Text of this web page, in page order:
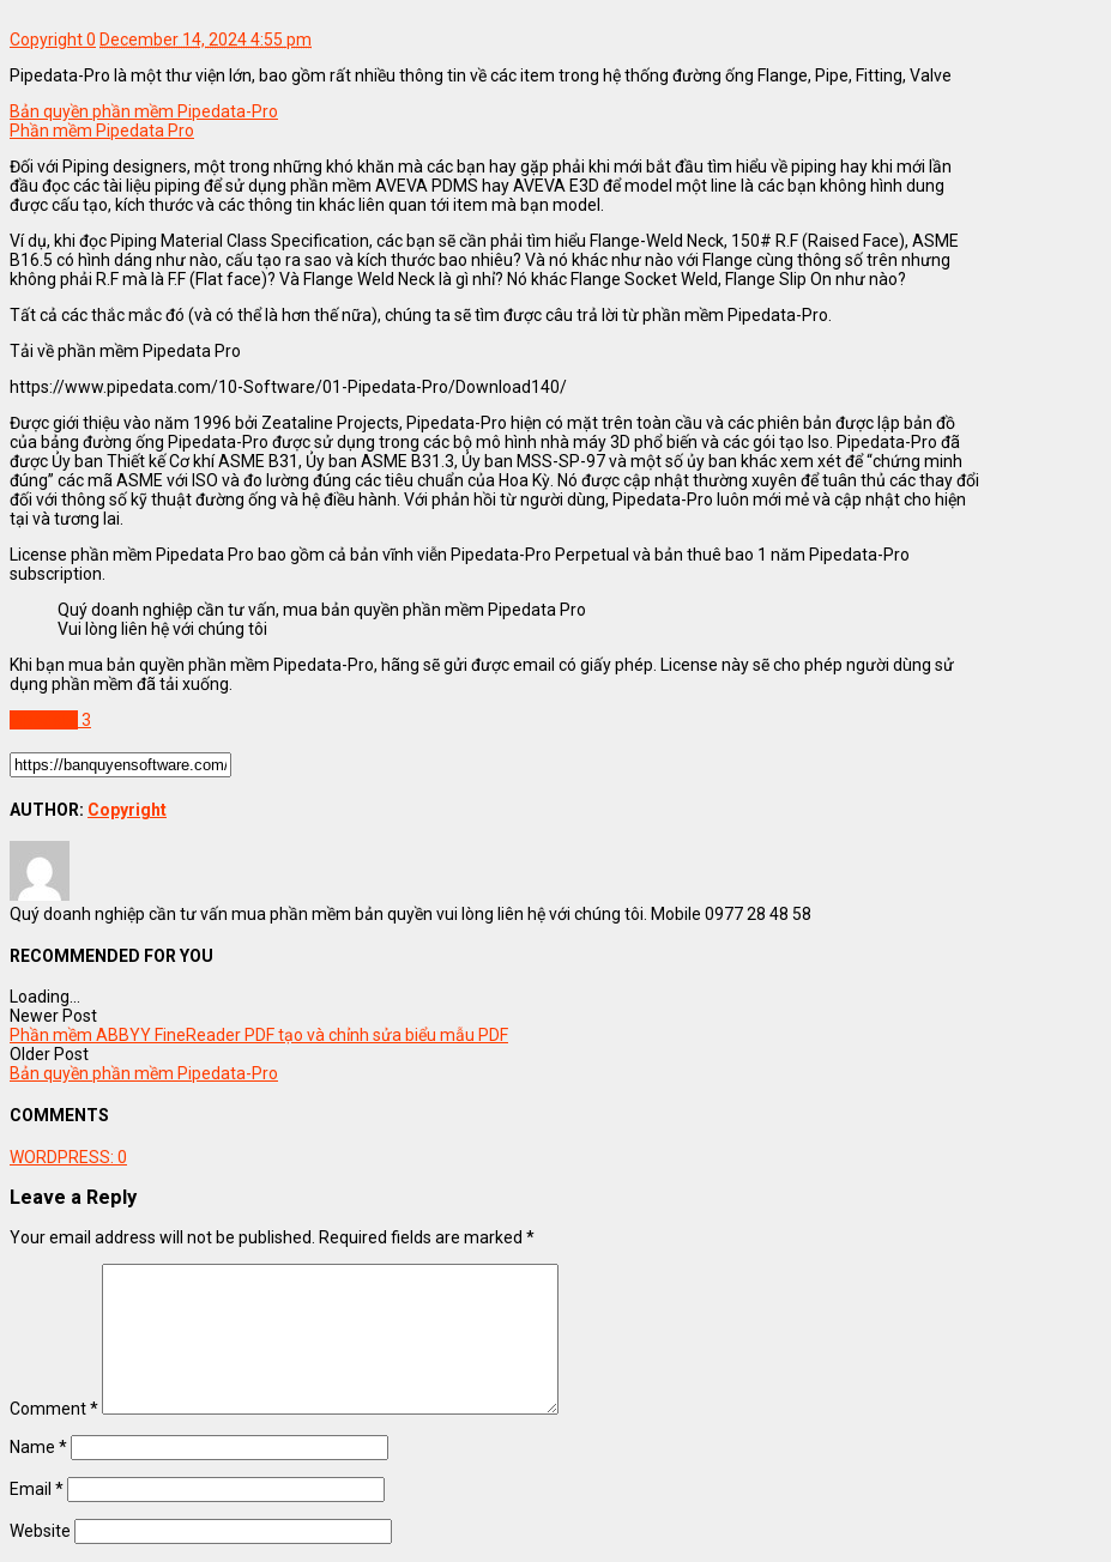
Copyright0 December 14, 2024 4:55 pm
Pipedata-Pro là một thư viện lớn, bao gồm rất nhiều thông tin về các item trong hệ thống đường ống Flange, Pipe, Fitting, Valve
Bản quyền phần mềm Pipedata-Pro
Phần mềm Pipedata Pro
Đối với Piping designers, một trong những khó khăn mà các bạn hay gặp phải khi mới bắt đầu tìm hiểu về piping hay khi mới lần
đầu đọc các tài liệu piping để sử dụng phần mềm AVEVA PDMS hay AVEVA E3D để model một line là các bạn không hình dung
được cấu tạo, kích thước và các thông tin khác liên quan tới item mà bạn model.
Ví dụ, khi đọc Piping Material Class Specification, các bạn sẽ cần phải tìm hiểu Flange-Weld Neck, 150# R.F (Raised Face), ASME
B16.5 có hình dáng như nào, cấu tạo ra sao và kích thước bao nhiêu? Và nó khác như nào với Flange cùng thông số trên nhưng
không phải R.F mà là F.F (Flat face)? Và Flange Weld Neck là gì nhỉ? Nó khác Flange Socket Weld, Flange Slip On như nào?
Tất cả các thắc mắc đó (và có thể là hơn thế nữa), chúng ta sẽ tìm được câu trả lời từ phần mềm Pipedata-Pro.
Tải về phần mềm Pipedata Pro
https://www.pipedata.com/10-Software/01-Pipedata-Pro/Download140/
Được giới thiệu vào năm 1996 bởi Zeataline Projects, Pipedata-Pro hiện có mặt trên toàn cầu và các phiên bản được lập bản đồ
của bảng đường ống Pipedata-Pro được sử dụng trong các bộ mô hình nhà máy 3D phổ biến và các gói tạo Iso. Pipedata-Pro đã
được Ủy ban Thiết kế Cơ khí ASME B31, Ủy ban ASME B31.3, Ủy ban MSS-SP-97 và một số ủy ban khác xem xét để “chứng minh
đúng” các mã ASME với ISO và đo lường đúng các tiêu chuẩn của Hoa Kỳ. Nó được cập nhật thường xuyên để tuân thủ các thay đổi
đối với thông số kỹ thuật đường ống và hệ điều hành. Với phản hồi từ người dùng, Pipedata-Pro luôn mới mẻ và cập nhật cho hiện
tại và tương lai.
License phần mềm Pipedata Pro bao gồm cả bản vĩnh viễn Pipedata-Pro Perpetual và bản thuê bao 1 năm Pipedata-Pro
subscription.
Quý doanh nghiệp cần tư vấn, mua bản quyền phần mềm Pipedata Pro
Vui lòng liên hệ với chúng tôi
Khi bạn mua bản quyền phần mềm Pipedata-Pro, hãng sẽ gửi được email có giấy phép. License này sẽ cho phép người dùng sử
dụng phần mềm đã tải xuống.
3
AUTHOR: Copyright
Quý doanh nghiệp cần tư vấn mua phần mềm bản quyền vui lòng liên hệ với chúng tôi. Mobile 0977 28 48 58
RECOMMENDED FOR YOU
Loading...
Newer Post
Phần mềm ABBYY FineReader PDF tạo và chỉnh sửa biểu mẫu PDF
Older Post
Bản quyền phần mềm Pipedata-Pro
COMMENTS
WORDPRESS: 0
Leave a Reply
Your email address will not be published. Required fields are marked *
Comment*
Name *
Email *
Website